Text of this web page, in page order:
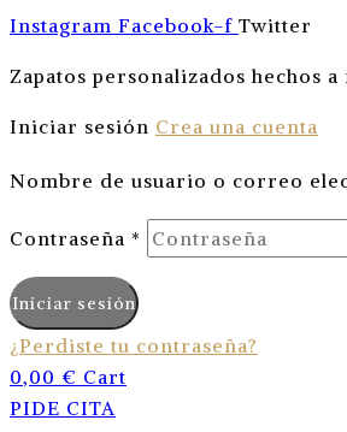
Instagram Facebook-f Twitter
Zapatos personalizados hechos
Iniciar sesión Crea una cuenta
Nombre de usuario o correo
Contraseña *
Iniciar sesión
¿Perdiste tu contraseña?
0,00 € Cart
PIDE CITA